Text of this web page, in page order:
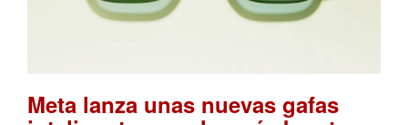
Meta lanza unas nuevas gafas